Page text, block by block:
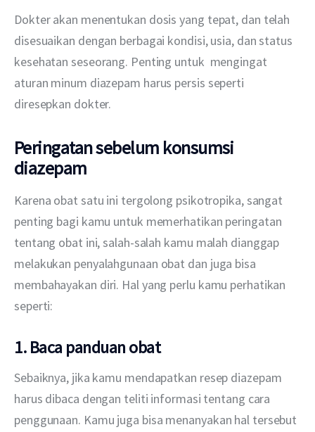
Dokter akan menentukan dosis yang tepat, dan telah
disesuaikan dengan berbagai kondisi, usia, dan status
kesehatan seseorang. Penting untuk  mengingat
aturan minum diazepam harus persis seperti
diresepkan dokter.
Peringatan sebelum konsumsi
diazepam
Karena obat satu ini tergolong psikotropika, sangat
penting bagi kamu untuk memerhatikan peringatan
tentang obat ini, salah-salah kamu malah dianggap
melakukan penyalahgunaan obat dan juga bisa
membahayakan diri. Hal yang perlu kamu perhatikan
seperti:
1. Baca panduan obat
Sebaiknya, jika kamu mendapatkan resep diazepam
harus dibaca dengan teliti informasi tentang cara
penggunaan. Kamu juga bisa menanyakan hal tersebut